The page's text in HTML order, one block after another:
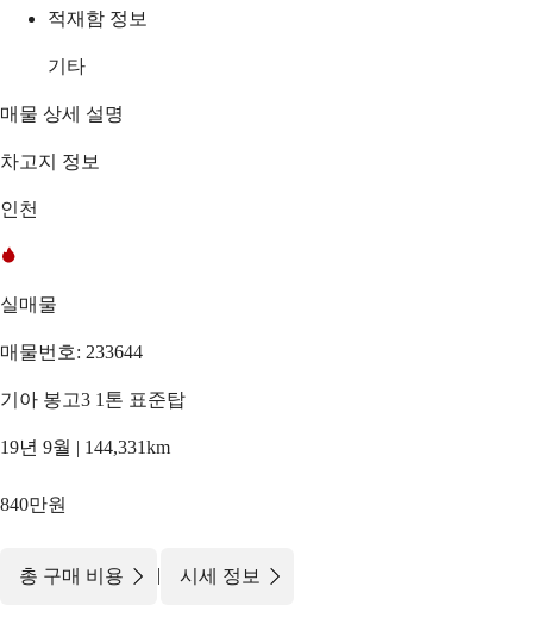
적재함 정보
기타
매물 상세 설명
차고지 정보
인천
실매물
매물번호: 233644
기아 봉고3 1톤 표준탑
19년 9월 | 144,331km
840만원
총 구매 비용 | 시세 정보